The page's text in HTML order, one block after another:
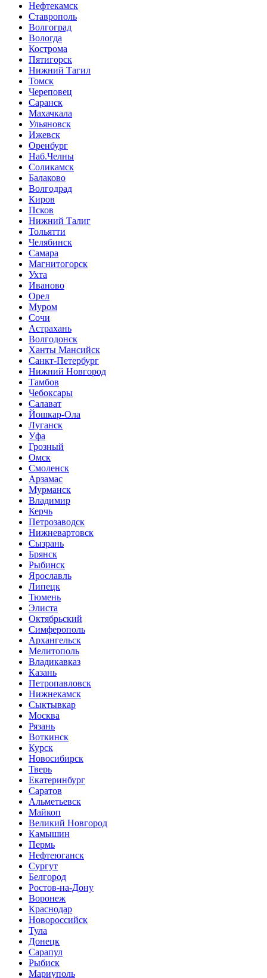
Нефтекамск
Ставрополь
Волгоград
Вологда
Кострома
Пятигорск
Нижний Тагил
Томск
Череповец
Саранск
Махачкала
Ульяновск
Ижевск
Оренбург
Наб.Челны
Соликамск
Балаково
Волгодрад
Киров
Псков
Нижний Талиг
Тольятти
Челябинск
Самара
Магнитогорск
Ухта
Иваново
Орел
Муром
Сочи
Астрахань
Волгодонск
Ханты Мансийск
Санкт-Петербург
Нижний Новгород
Тамбов
Чебоксары
Салават
Йошкар-Ола
Луганск
Уфа
Грозный
Омск
Смоленск
Арзамас
Мурманск
Владимир
Керчь
Петрозаводск
Нижневартовск
Сызрань
Брянск
Рыбинск
Ярославль
Липецк
Тюмень
Элиста
Октябрьский
Симферополь
Архангельск
Мелитополь
Владикавказ
Казань
Петропавловск
Нижнекамск
Сыктывкар
Москва
Рязань
Воткинск
Курск
Новосибирск
Тверь
Екатеринбург
Саратов
Альметьевск
Майкоп
Великий Новгород
Камышин
Пермь
Нефтеюганск
Сургут
Белгород
Ростов-на-Дону
Воронеж
Краснодар
Новороссийск
Тула
Донецк
Сарапул
Рыбиск
Мариуполь